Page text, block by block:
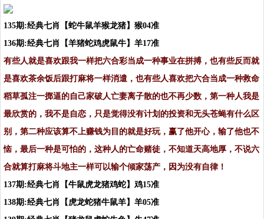
135期:经典七肖【蛇牛鼠羊猴龙猪】猴04准
136期:经典七肖【羊猪蛇鸡虎鼠牛】羊17准
有些人就是喜欢跟我一样把六合彩当成一种事业在拼搏，也有些反而就
是喜欢茶余饭后跟打麻将一样消遣，也有些人喜欢把六合当成一种救命
稻草孤注一掷逼的自己家破人亡妻离子散的也不再少数，第一种人我是
最欣赏的，我不是自恋，只是觉得没有计划的投资和无头苍蝇有什么区
别，第二种应该算不上赚钱为目的就是好玩，赢了他开心，输了他也不
恼，最后一种是可怕的，这种人的亡命赌徒，不知道天高地厚，不说六
合就算打麻将斗地主一样可以输个倾家荡产，因为没有自律！
137期:经典七肖【牛鼠虎龙猪鸡蛇】鸡15准
138期:经典七肖【虎龙蛇猪牛鼠羊】羊05准